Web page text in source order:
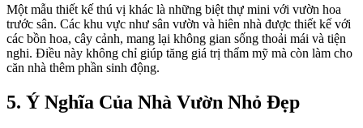
Một mẫu thiết kế thú vị khác là những biệt thự mini với vườn hoa
trước sân. Các khu vực như sân vườn và hiên nhà được thiết kế với
các bồn hoa, cây cảnh, mang lại không gian sống thoải mái và tiện
nghi. Điều này không chỉ giúp tăng giá trị thẩm mỹ mà còn làm cho
căn nhà thêm phần sinh động.
5. Ý Nghĩa Của Nhà Vườn Nhỏ Đẹp